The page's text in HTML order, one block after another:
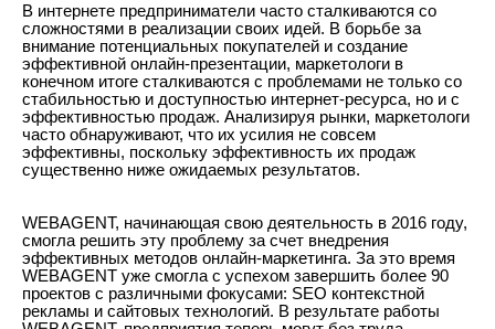
В интернете предприниматели часто сталкиваются со
сложностями в реализации своих идей. В борьбе за
внимание потенциальных покупателей и создание
эффективной онлайн-презентации, маркетологи в
конечном итоге сталкиваются с проблемами не только со
стабильностью и доступностью интернет-ресурса, но и с
эффективностью продаж. Анализируя рынки, маркетологи
часто обнаруживают, что их усилия не совсем
эффективны, поскольку эффективность их продаж
существенно ниже ожидаемых результатов.
WEBAGENT, начинающая свою деятельность в 2016 году,
смогла решить эту проблему за счет внедрения
эффективных методов онлайн-маркетинга. За это время
WEBAGENT уже смогла с успехом завершить более 90
проектов с различными фокусами: SEO контекстной
рекламы и сайтовых технологий. В результате работы